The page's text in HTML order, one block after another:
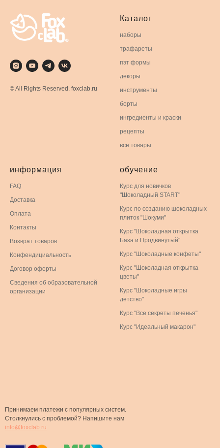
© All Rights Reserved. foxclab.ru
Каталог
наборы
трафареты
пэт формы
декоры
инструменты
борты
ингредиенты и краски
рецепты
все товары
информация
FAQ
Доставка
Оплата
Контакты
Возврат товаров
Конфендициальность
Договор оферты
Сведения об образовательной
организации
обучение
Курс для новичков
"Шоколадный START"
Курс по созданию шоколадных
плиток "Шокуми"
Курс "Шоколадная открытка
База и Продвинутый"
Курс "Шоколадные конфеты"
Курс "Шоколадная открытка
цветы"
Курс "Шоколадные игры
детство"
Курс "Все секреты печенья"
Курс "Идеальный макарон"
Принимаем платежи с популярных систем.
Столкнулись с проблемой? Напишите нам
info@foxclab.ru